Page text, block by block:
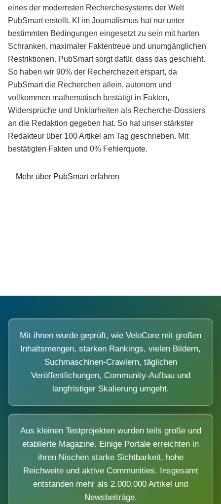
eines der modernsten Recherchesystems der Welt
PubSmart erstellt. KI im Journalismus hat nur unter
bestimmten Bedingungen eingesetzt zu sein mit harten
Schranken, maximaler Faktentreue und unumgänglichen
Restriktionen. PubSmart sorgt dafür, dass das geschieht.
So haben wir 90% der Recherchezeit erspart, da
PubSmart die Recherchen allein, autonom und
vollkommen mathematisch bestätigt in Fakten,
Widersprüche und Unklarheiten als Recherche-Dossiers
an die Redaktion gegeben hat. So hat unser stärkster
Redakteur über 100 Artikel am Tag geschrieben. Mit
bestätigten Fakten und 0% Fehlerquote.
Mehr über PubSmart erfahren
Mit ihnen wurde geprüft, wie VeloCore mit großen
Inhaltsmengen, starken Rankings, vielen Bildern,
Suchmaschinen-Crawlern, täglichen
Veröffentlichungen, Community-Aufbau und
langfristiger Skalierung umgeht.
Aus kleinen Testprojekten wurden teils große und
etablierte Magazine. Einige Portale erreichten in
ihren Nischen starke Sichtbarkeit, hohe
Reichweite und aktive Communities. Insgesamt
entstanden mehr als 2.000.000 Artikel und
Newsbeiträge.